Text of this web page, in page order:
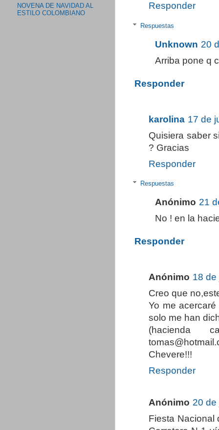
Responder
Respuestas
Unknown 20
Arriba pone q
Responder
karolina 17 de
Quisiera saber
? Gracias
Responder
Respuestas
Anónimo 21
No ! en la
Responder
Anónimo 18 de
Creo que
Yo me
solo me han
(hacienda
Chevere!!!
Responder
Anónimo 20 de
Fiesta Nacional
NOVENA DE NAVIDAD AL
ESTILO COLOMBIANO